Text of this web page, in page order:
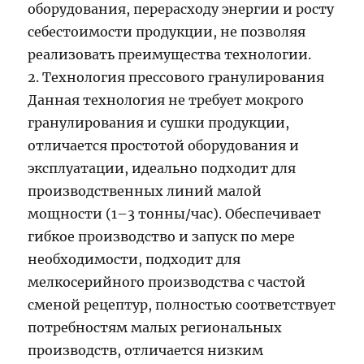
оборудования, перерасходу энергии и росту
себестоимости продукции, не позволяя
реализовать преимущества технологии.
2. Технология прессового гранулирования
Данная технология не требует мокрого
гранулирования и сушки продукции,
отличается простотой оборудования и
эксплуатации, идеально подходит для
производственных линий малой
мощности (1–3 тонны/час). Обеспечивает
гибкое производство и запуск по мере
необходимости, подходит для
мелкосерийного производства с частой
сменой рецептур, полностью соответствует
потребностям малых региональных
производств, отличается низким